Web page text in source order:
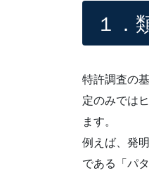
１．
特許調査の
定のみでは
ます。
例えば、発
である「パ